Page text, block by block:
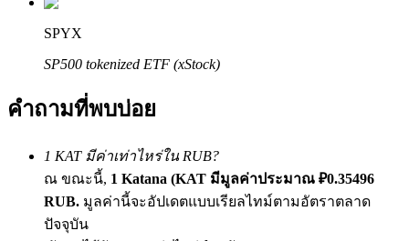
Deposit CASHCAT & Win
SPYX
SP500 tokenized ETF (xStock)
คำถามที่พบบ่อย
1 KAT มีค่าเท่าไหร่ใน RUB?
ณ ขณะนี้, 1 Katana (KAT มีมูลค่าประมาณ ₽0.35496
RUB. มูลค่านี้จะอัปเดตแบบเรียลไทม์ตามอัตราตลาด
ปัจจุบัน